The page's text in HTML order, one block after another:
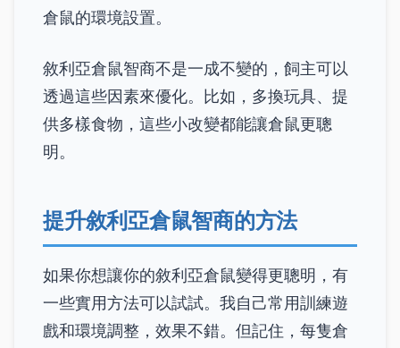
倉鼠的環境設置。
敘利亞倉鼠智商不是一成不變的，飼主可以
透過這些因素來優化。比如，多換玩具、提
供多樣食物，這些小改變都能讓倉鼠更聰
明。
提升敘利亞倉鼠智商的方法
如果你想讓你的敘利亞倉鼠變得更聰明，有
一些實用方法可以試試。我自己常用訓練遊
戲和環境調整，效果不錯。但記住，每隻倉